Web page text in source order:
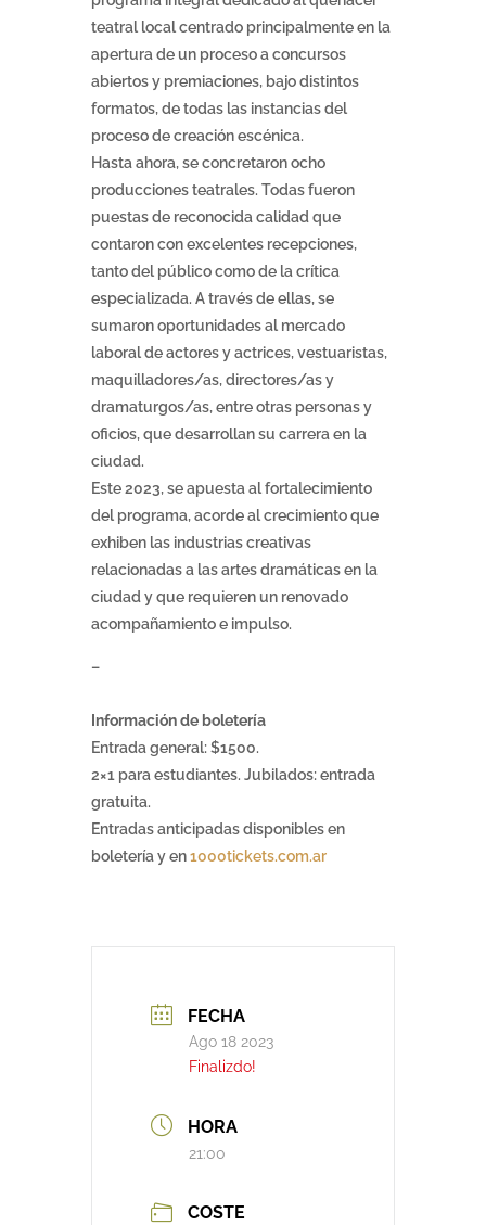
teatral local centrado principalmente en la
apertura de un proceso a concursos
abiertos y premiaciones, bajo distintos
formatos, de todas las instancias del
proceso de creación escénica.
Hasta ahora, se concretaron ocho
producciones teatrales. Todas fueron
puestas de reconocida calidad que
contaron con excelentes recepciones,
tanto del público como de la crítica
especializada. A través de ellas, se
sumaron oportunidades al mercado
laboral de actores y actrices, vestuaristas,
maquilladores/as, directores/as y
dramaturgos/as, entre otras personas y
oficios, que desarrollan su carrera en la
ciudad.
Este 2023, se apuesta al fortalecimiento
del programa, acorde al crecimiento que
exhiben las industrias creativas
relacionadas a las artes dramáticas en la
ciudad y que requieren un renovado
acompañamiento e impulso.
–
Información de boletería
Entrada general: $1500.
2×1 para estudiantes. Jubilados: entrada
gratuita.
Entradas anticipadas disponibles en
boletería y en1000tickets.com.ar
FECHA
Ago 18 2023
Finalizdo!
HORA
21:00
COSTE